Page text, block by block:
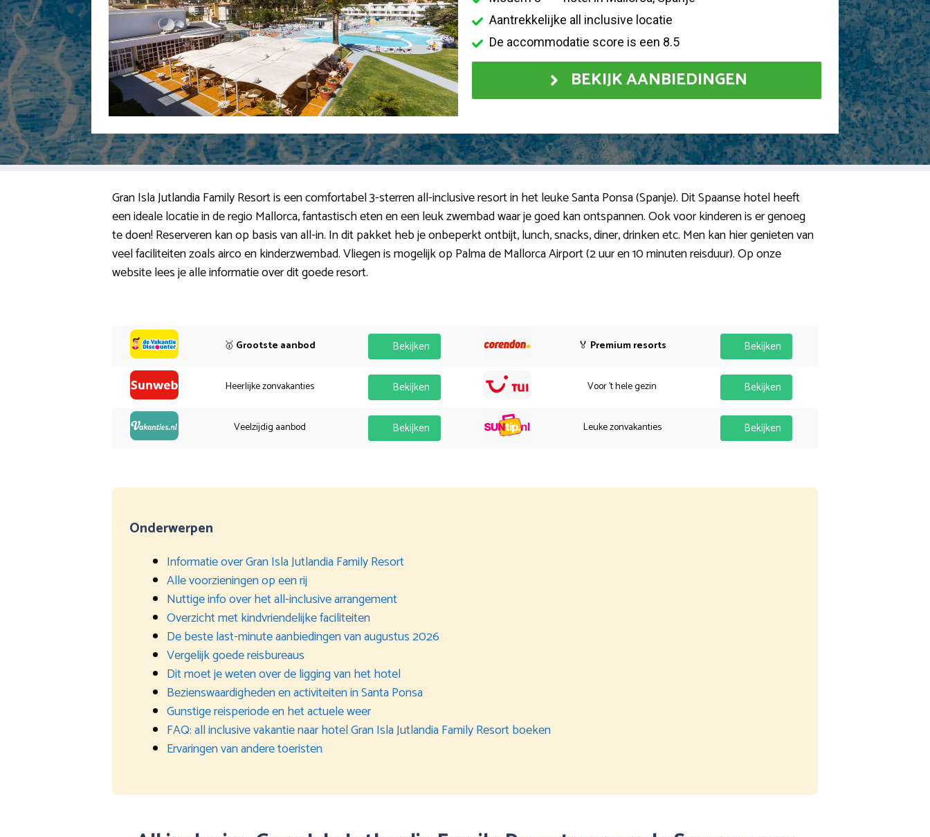
Aantrekkelijke all inclusive locatie
De accommodatie score is een 8.5
BEKIJK AANBIEDINGEN
Gran Isla Jutlandia Family Resort is een comfortabel 3-sterren all-inclusive resort in het leuke Santa Ponsa (Spanje). Dit Spaanse hotel heeft
een ideale locatie in de regio Mallorca, fantastisch eten en een leuk zwembad waar je goed kan ontspannen. Ook voor kinderen is er genoeg
te doen! Reserveren kan op basis van all-in. In dit pakket heb je onbeperkt ontbijt, lunch, snacks, diner, drinken etc. Men kan hier genieten van
veel faciliteiten zoals airco en kinderzwembad. Vliegen is mogelijk op Palma de Mallorca Airport (2 uur en 10 minuten reisduur). Op onze
website lees je alle informatie over dit goede resort.
🥇 Grootste aanbod Bekijken
Heerlijke zonvakanties Bekijken
Veelzijdig aanbod Bekijken
🏅 Premium resorts Bekijken
Voor 't hele gezin Bekijken
Leuke zonvakanties Bekijken
Onderwerpen
Informatie over Gran Isla Jutlandia Family Resort
Alle voorzieningen op een rij
Nuttige info over het all-inclusive arrangement
Overzicht met kindvriendelijke faciliteiten
De beste last-minute aanbiedingen van augustus 2026
Vergelijk goede reisbureaus
Dit moet je weten over de ligging van het hotel
Bezienswaardigheden en activiteiten in Santa Ponsa
Gunstige reisperiode en het actuele weer
FAQ: all inclusive vakantie naar hotel Gran Isla Jutlandia Family Resort boeken
Ervaringen van andere toeristen